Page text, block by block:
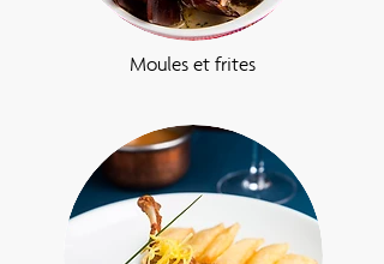
Moules et frites